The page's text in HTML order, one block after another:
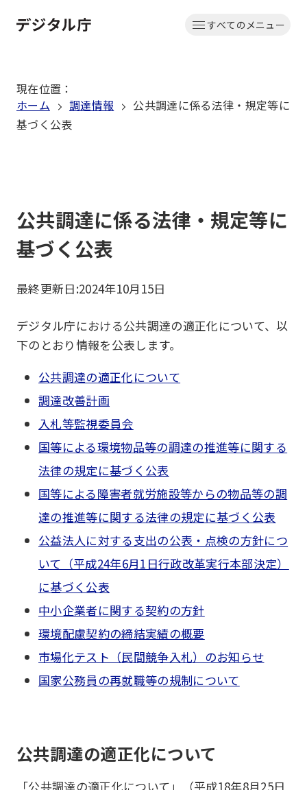
文
動
すべてのメニュー
現在位置 ：
ホーム
調達情報
公共調達に係る法律・規定等に
基づく公表
公共調達に係る法律・規定等に
基づく公表
最終更新日:2024年10月15日
デジタル庁における公共調達の適正化について、以
下のとおり情報を公表します。
公共調達の適正化について
調達改善計画
入札等監視委員会
国等による環境物品等の調達の推進等に関する
法律の規定に基づく公表
国等による障害者就労施設等からの物品等の調
達の推進等に関する法律の規定に基づく公表
公益法人に対する支出の公表・点検の方針につ
いて（平成24年6月1日行政改革実行本部決定）
に基づく公表
中小企業者に関する契約の方針
環境配慮契約の締結実績の概要
市場化テスト（民間競争入札）のお知らせ
国家公務員の再就職等の規制について
公共調達の適正化について
「公共調達の適正化について」（平成18年8月25日